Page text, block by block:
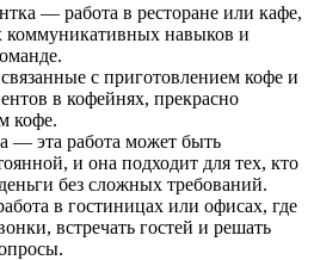
— работа в ресторане или кафе,
коммуникативных навыков и
с приготовлением кофе и
в кофейнях, прекрасно
кофе.
— эта работа может быть
и она подходит для тех, кто
без сложных требований.
в гостиницах или офисах, где
встречать гостей и решать